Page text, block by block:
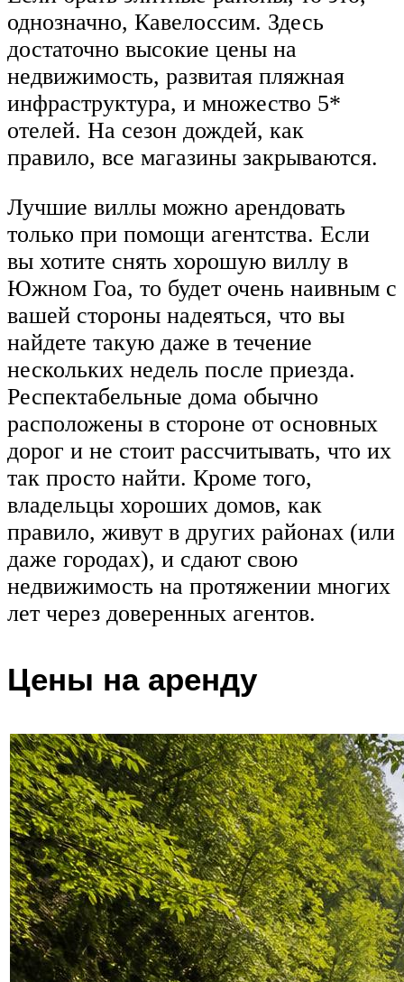
однозначно, Кавелоссим. Здесь
достаточно высокие цены на
недвижимость, развитая пляжная
инфраструктура, и множество 5*
отелей. На сезон дождей, как
правило, все магазины закрываются.
Лучшие виллы можно арендовать
только при помощи агентства. Если
вы хотите снять хорошую виллу в
Южном Гоа, то будет очень наивным с
вашей стороны надеяться, что вы
найдете такую даже в течение
нескольких недель после приезда.
Респектабельные дома обычно
расположены в стороне от основных
дорог и не стоит рассчитывать, что их
так просто найти. Кроме того,
владельцы хороших домов, как
правило, живут в других районах (или
даже городах), и сдают свою
недвижимость на протяжении многих
лет через доверенных агентов.
Цены на аренду